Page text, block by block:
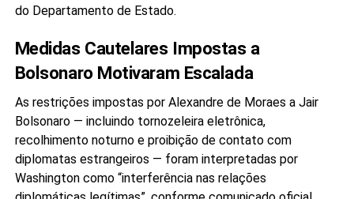
do Departamento de Estado.
Medidas Cautelares Impostas a
Bolsonaro Motivaram Escalada
As restrições impostas por Alexandre de Moraes a Jair
Bolsonaro — incluindo tornozeleira eletrônica,
recolhimento noturno e proibição de contato com
diplomatas estrangeiros — foram interpretadas por
Washington como “interferência nas relações